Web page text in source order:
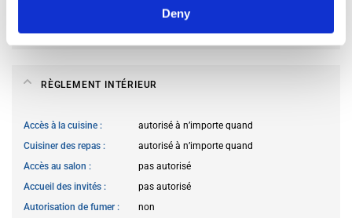
Deny
Préfère ne pas préciser
RÈGLEMENT INTÉRIEUR
Accès à la cuisine
autorisé à n’importe quand
Cuisiner des repas
autorisé à n’importe quand
Accès au salon
pas autorisé
Accueil des invités
pas autorisé
Autorisation de fumer
non